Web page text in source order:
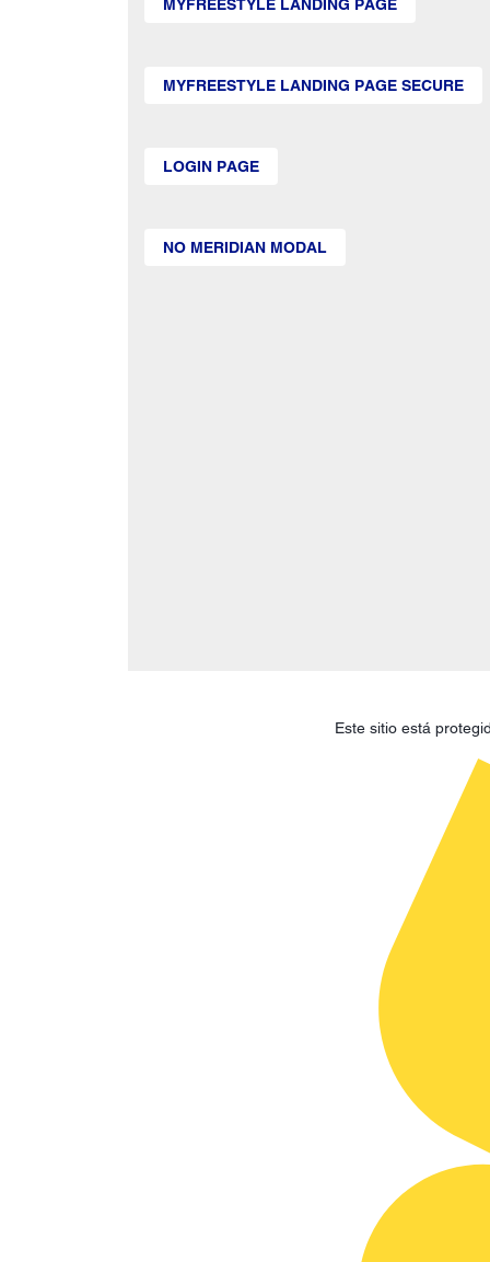
MYFREESTYLE LANDING PAGE
MYFREESTYLE LANDING PAGE SECURE
LOGIN PAGE
NO MERIDIAN MODAL
Este sitio está